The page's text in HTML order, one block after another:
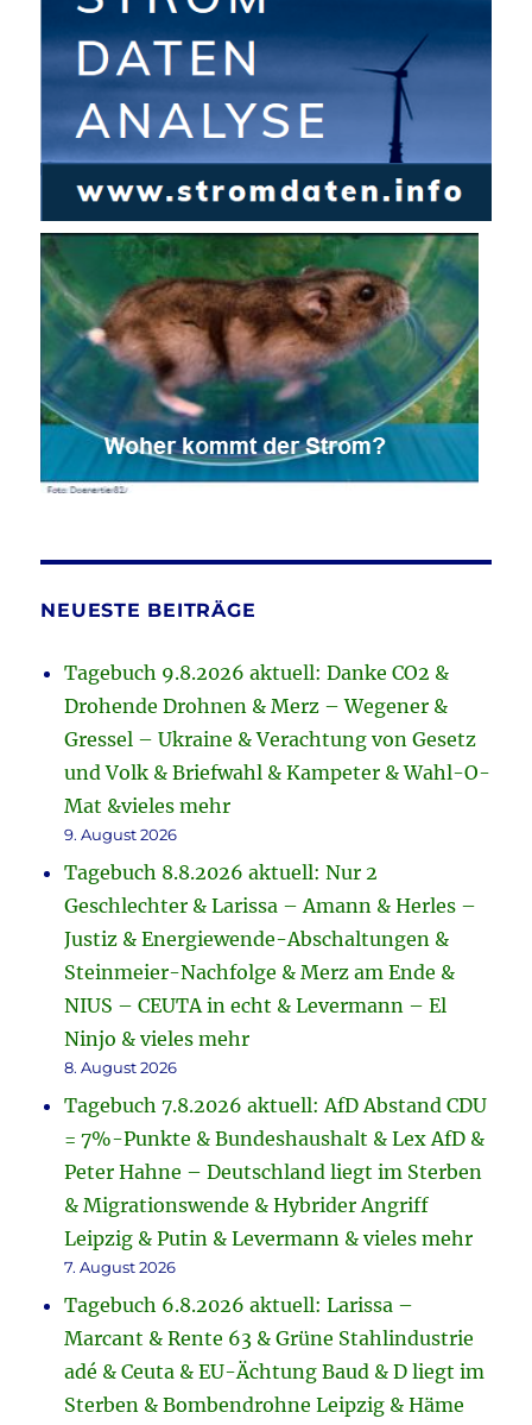
NEUESTE BEITRÄGE
Tagebuch 9.8.2026 aktuell: Danke CO2 &
Drohende Drohnen & Merz – Wegener &
Gressel – Ukraine & Verachtung von Gesetz
und Volk & Briefwahl & Kampeter & Wahl-O-
Mat &vieles mehr
9. August 2026
Tagebuch 8.8.2026 aktuell: Nur 2
Geschlechter & Larissa – Amann & Herles –
Justiz & Energiewende-Abschaltungen &
Steinmeier-Nachfolge & Merz am Ende &
NIUS – CEUTA in echt & Levermann – El
Ninjo & vieles mehr
8. August 2026
Tagebuch 7.8.2026 aktuell: AfD Abstand CDU
= 7%-Punkte & Bundeshaushalt & Lex AfD &
Peter Hahne – Deutschland liegt im Sterben
& Migrationswende & Hybrider Angriff
Leipzig & Putin & Levermann & vieles mehr
7. August 2026
Tagebuch 6.8.2026 aktuell: Larissa –
Marcant & Rente 63 & Grüne Stahlindustrie
adé & Ceuta & EU-Ächtung Baud & D liegt im
Sterben & Bombendrohne Leipzig & Häme